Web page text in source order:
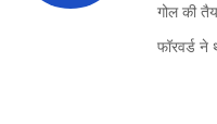
गोल की
फॉरवर्ड ने